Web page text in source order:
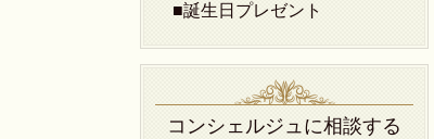
■誕生日プレゼント
コンシェルジュに相談する